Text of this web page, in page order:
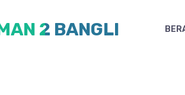
2 BANGLI